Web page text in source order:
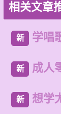
相关文章
新 学唱
新 成人
新 想学